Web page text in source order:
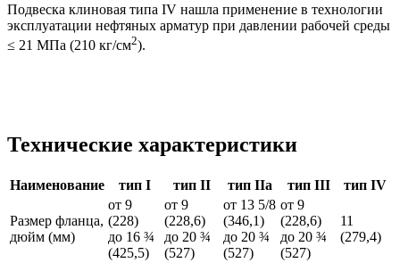
Подвеска клиновая типа IV нашла применение в технологии
эксплуатации нефтяных арматур при давлении рабочей среды
≤ 21 МПа (210 кг/см2).
Технические характеристики
Наименование тип I тип II тип IIа тип III тип IV
Размер фланца,
дюйм (мм)
от 9
(228)
до 16 ¾
(425,5)
от 9
(228,6)
до 20 ¾
(527)
от 13 5/8
(346,1)
до 20 ¾
(527)
от 9
(228,6)
до 20 ¾
(527)
11
(279,4)